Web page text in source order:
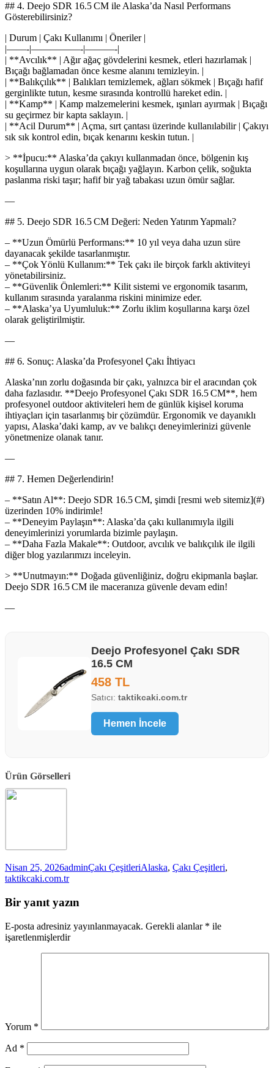
## 4. Deejo SDR 16.5 CM ile Alaska’da Nasıl Performans
Gösterebilirsiniz?
| Durum | Çakı Kullanımı | Öneriler |
|——-|—————-|———-|
| **Avcılık** | Ağır ağaç gövdelerini kesmek, etleri hazırlamak |
Bıçağı bağlamadan önce kesme alanını temizleyin. |
| **Balıkçılık** | Balıkları temizlemek, ağları sökmek | Bıçağı hafif
gerginlikte tutun, kesme sırasında kontrollü hareket edin. |
| **Kamp** | Kamp malzemelerini kesmek, ışınları ayırmak | Bıçağı
su geçirmez bir kapta saklayın. |
| **Acil Durum** | Açma, sırt çantası üzerinde kullanılabilir | Çakıyı
sık sık kontrol edin, bıçak kenarını keskin tutun. |
> **İpucu:** Alaska’da çakıyı kullanmadan önce, bölgenin kış
koşullarına uygun olarak bıçağı yağlayın. Karbon çelik, soğukta
paslanma riski taşır; hafif bir yağ tabakası uzun ömür sağlar.
—
## 5. Deejo SDR 16.5 CM Değeri: Neden Yatırım Yapmalı?
– **Uzun Ömürlü Performans:** 10 yıl veya daha uzun süre
dayanacak şekilde tasarlanmıştır.
– **Çok Yönlü Kullanım:** Tek çakı ile birçok farklı aktiviteyi
yönetabilirsiniz.
– **Güvenlik Önlemleri:** Kilit sistemi ve ergonomik tasarım,
kullanım sırasında yaralanma riskini minimize eder.
– **Alaska’ya Uyumluluk:** Zorlu iklim koşullarına karşı özel
olarak geliştirilmiştir.
—
## 6. Sonuç: Alaska’da Profesyonel Çakı İhtiyacı
Alaska’nın zorlu doğasında bir çakı, yalnızca bir el aracından çok
daha fazlasıdır. **Deejo Profesyonel Çakı SDR 16.5 CM**, hem
profesyonel outdoor aktiviteleri hem de günlük kişisel koruma
ihtiyaçları için tasarlanmış bir çözümdür. Ergonomik ve dayanıklı
yapısı, Alaska’daki kamp, av ve balıkçı deneyimlerinizi güvenle
yönetmenize olanak tanır.
—
## 7. Hemen Değerlendirin!
– **Satın Al**: Deejo SDR 16.5 CM, şimdi [resmi web sitemiz](#)
üzerinden 10% indirimle!
– **Deneyim Paylaşın**: Alaska’da çakı kullanımıyla ilgili
deneyimlerinizi yorumlarda bizimle paylaşın.
– **Daha Fazla Makale**: Outdoor, avcılık ve balıkçılık ile ilgili
diğer blog yazılarımızı inceleyin.
> **Unutmayın:** Doğada güvenliğiniz, doğru ekipmanla başlar.
Deejo SDR 16.5 CM ile maceranıza güvenle devam edin!
—
Deejo Profesyonel Çakı SDR
16.5 CM
458 TL
Satıcı: taktikcaki.com.tr
Hemen İncele
Ürün Görselleri
Yayın
tarihi
Nisan 25, 2026Yazar
adminKategoriler
Çakı ÇeşitleriEtiketler
Alaska, Çakı Çeşitleri,
taktikcaki.com.tr
Bir yanıt yazın
E-posta adresiniz yayınlanmayacak. Gerekli alanlar * ile
işaretlenmişlerdir
Yorum *
Ad *